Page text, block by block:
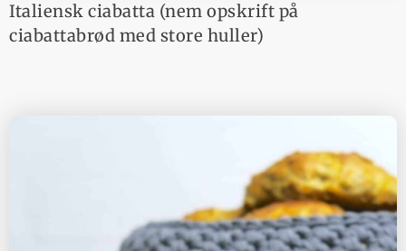
Italiensk ciabatta (nem opskrift på
ciabattabrød med store huller)